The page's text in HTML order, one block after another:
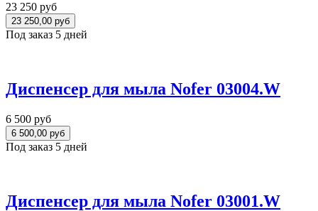
23 250 руб
Под заказ 5 дней
Диспенсер для мыла Nofer 03004.W
6 500 руб
Под заказ 5 дней
Диспенсер для мыла Nofer 03001.W